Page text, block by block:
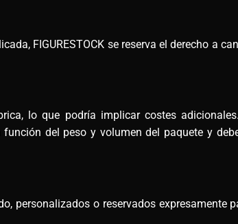
FIGURESTOCK se reserva el derecho a
lo que podría implicar costes
del peso y volumen del paquete y
personalizados o reservados expresamente